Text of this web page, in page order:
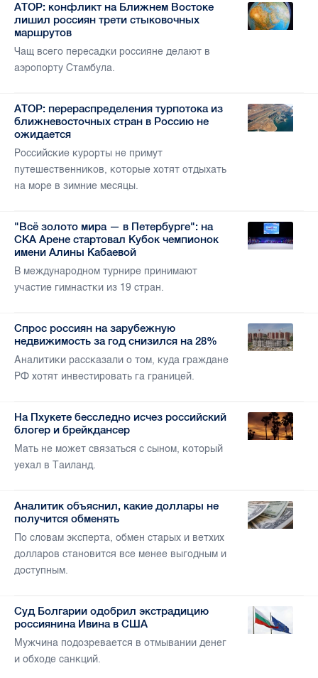
АТОР: конфликт на Ближнем Востоке
лишил россиян трети стыковочных
маршрутов
Чащ всего пересадки россияне делают в
аэропорту Стамбула.
АТОР: перераспределения турпотока из
ближневосточных стран в Россию не
ожидается
Российские курорты не примут
путешественников, которые хотят отдыхать
на море в зимние месяцы.
"Всё золото мира — в Петербурге": на
СКА Арене стартовал Кубок чемпионок
имени Алины Кабаевой
В международном турнире принимают
участие гимнастки из 19 стран.
Спрос россиян на зарубежную
недвижимость за год снизился на 28%
Аналитики рассказали о том, куда граждане
РФ хотят инвестировать га границей.
На Пхукете бесследно исчез российский
блогер и брейкдансер
Мать не может связаться с сыном, который
уехал в Таиланд.
Аналитик объяснил, какие доллары не
получится обменять
По словам эксперта, обмен старых и ветхих
долларов становится все менее выгодным и
доступным.
Суд Болгарии одобрил экстрадицию
россиянина Ивина в США
Мужчина подозревается в отмывании денег
и обходе санкций.